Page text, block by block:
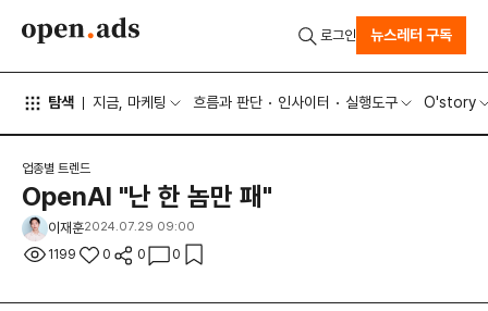
탐색 지금, 마케팅 흐름과 판단 인사이터 실행도구 O'story
로그인 뉴스레터 구독
업종별 트렌드
OpenAI "난 한 놈만 패"
이재훈2024.07.29 09:00
1199 0 0 0